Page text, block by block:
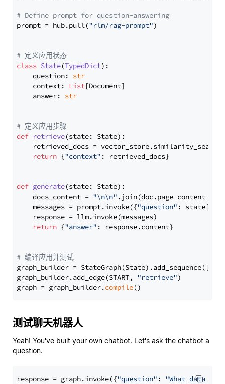
# Define prompt for question-answering
prompt = hub.pull("rlm/rag-prompt")
# 定义应用状态
class State(TypedDict):
    question:
str
    context:
List[Document]
    answer:
str
# 定义应用步骤
def retrieve(state: State):
retrieved_docs =
return {"context" : retrieved_docs}
def generate(state: State):
    docs_content =
"\n\n" .join(doc.page_content
    messages = prompt.invoke({
"question" : state[
    response = llm.invoke(messages)
return {"answer" : response.content}
# 编译应用并测试
graph_builder =
graph_builder.add_edge(START, "retrieve")
graph = graph_builder.compile
测试聊天机器人
Yeah! You've built your own chatbot. Let's ask the chatbot a
question.
response = graph.invoke({"question" : "What data